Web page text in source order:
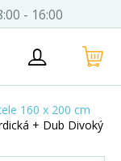
- 16:00
160 x 200 cm
+ Dub Divoký